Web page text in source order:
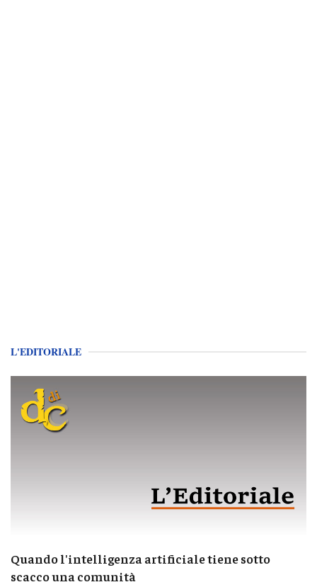
L'EDITORIALE
Quando l'intelligenza artificiale tiene sotto
scacco una comunità